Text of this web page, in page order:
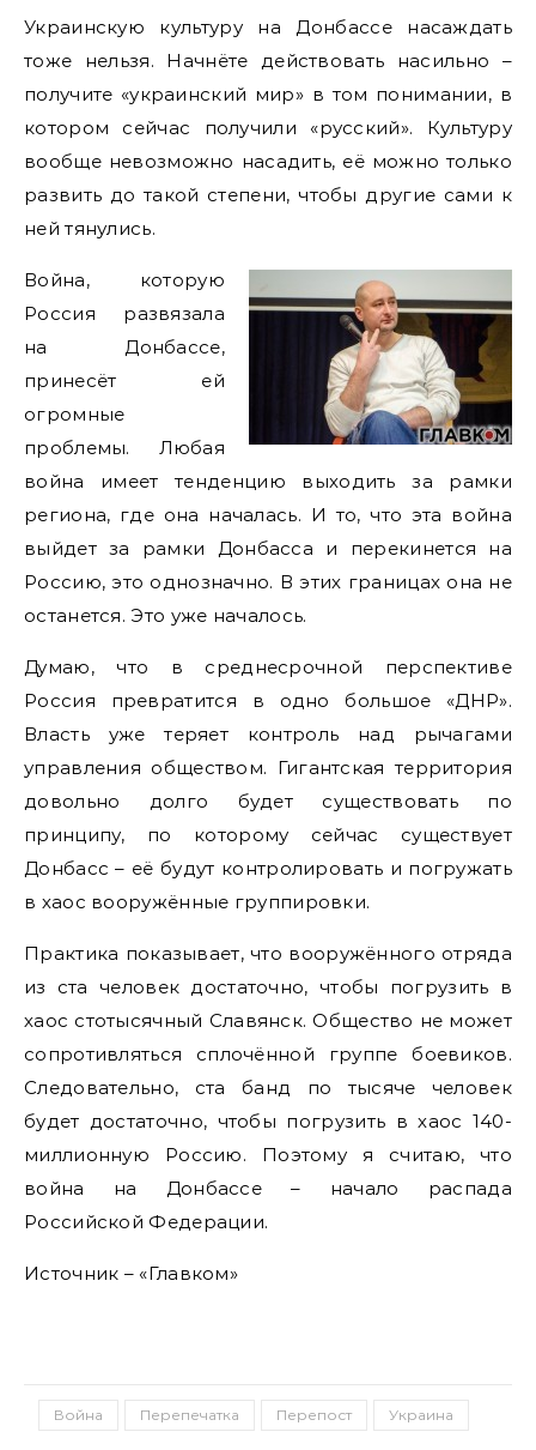
Украинскую культуру на Донбассе насаждать
тоже нельзя. Начнёте действовать насильно –
получите «украинский мир» в том понимании, в
котором сейчас получили «русский». Культуру
вообще невозможно насадить, её можно только
развить до такой степени, чтобы другие сами к
ней тянулись.
Война, которую
Россия развязала
на Донбассе,
принесёт ей
огромные
проблемы. Любая
война имеет тенденцию выходить за рамки
региона, где она началась. И то, что эта война
выйдет за рамки Донбасса и перекинется на
Россию, это однозначно. В этих границах она не
останется. Это уже началось.
Думаю, что в среднесрочной перспективе
Россия превратится в одно большое «ДНР».
Власть уже теряет контроль над рычагами
управления обществом. Гигантская территория
довольно долго будет существовать по
принципу, по которому сейчас существует
Донбасс – её будут контролировать и погружать
в хаос вооружённые группировки.
Практика показывает, что вооружённого отряда
из ста человек достаточно, чтобы погрузить в
хаос стотысячный Славянск. Общество не может
сопротивляться сплочённой группе боевиков.
Следовательно, ста банд по тысяче человек
будет достаточно, чтобы погрузить в хаос 140-
миллионную Россию. Поэтому я считаю, что
война на Донбассе – начало распада
Российской Федерации.
Источник – «Главком»
Война Перепечатка Перепост Украина